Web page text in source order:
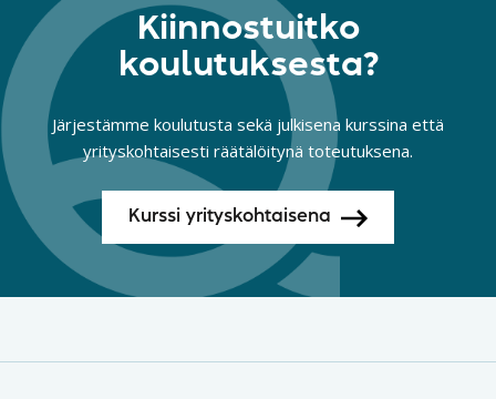
Kiinnostuitko
koulutuksesta?
Järjestämme koulutusta sekä julkisena kurssina että
yrityskohtaisesti räätälöitynä toteutuksena.
Kurssi yrityskohtaisena